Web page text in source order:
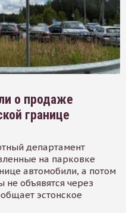
о продаже
границе
департамент
на парковке
автомобили, а потом
объявятся через
эстонское